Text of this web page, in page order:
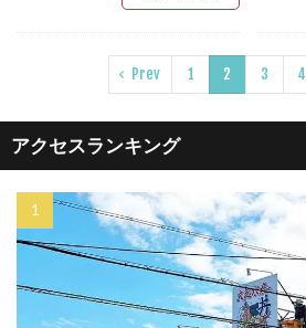
Prev 1 2 3 4
アクセスランキング